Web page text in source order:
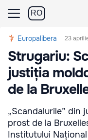
RO
Europalibera 23
Strugariu:
justiția
de la
„Scandalurile” din
prost de la
Institutului